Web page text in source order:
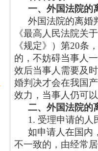
一、外国法院的
外国法院的离婚
《最高人民法院关
《规定》）第20条
的，不妨碍当事人
效后当事人需要及
婚判决才会在我国
效力，当事人仍可
二、外国法院的
1. 受理申请的人
如申请人在国内
不一致的，由经常